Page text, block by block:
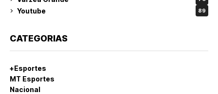
Youtube 89
CATEGORIAS
+Esportes
MT Esportes
Nacional